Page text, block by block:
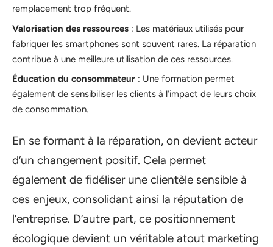
remplacement trop fréquent.
Valorisation des ressources : Les matériaux utilisés pour
fabriquer les smartphones sont souvent rares. La réparation
contribue à une meilleure utilisation de ces ressources.
Éducation du consommateur : Une formation permet
également de sensibiliser les clients à l’impact de leurs choix
de consommation.
En se formant à la réparation, on devient acteur
d’un changement positif. Cela permet
également de fidéliser une clientèle sensible à
ces enjeux, consolidant ainsi la réputation de
l’entreprise. D’autre part, ce positionnement
écologique devient un véritable atout marketing